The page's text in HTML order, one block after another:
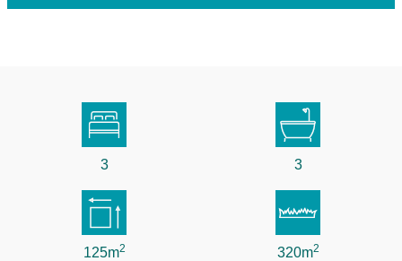
3 3
125m2 320m2